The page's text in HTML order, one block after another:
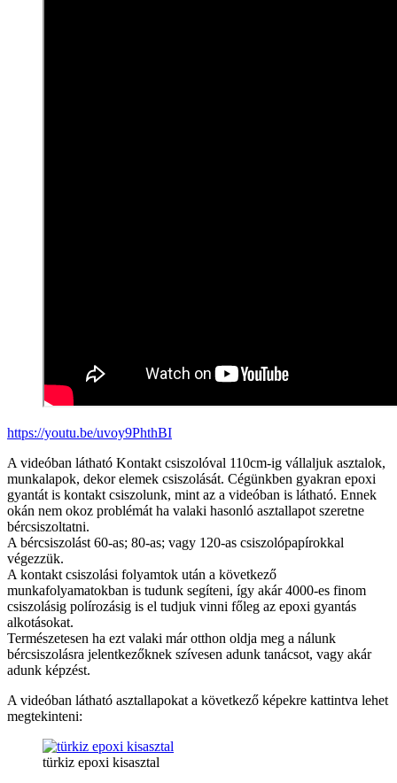
https://youtu.be/uvoy9PhthBI
A videóban látható Kontakt csiszolóval 110cm-ig vállaljuk asztalok,
munkalapok, dekor elemek csiszolását. Cégünkben gyakran epoxi
gyantát is kontakt csiszolunk, mint az a videóban is látható. Ennek
okán nem okoz problémát ha valaki hasonló asztallapot szeretne
bércsiszoltatni.
A bércsiszolást 60-as; 80-as; vagy 120-as csiszolópapírokkal
végezzük.
A kontakt csiszolási folyamtok után a következő
munkafolyamatokban is tudunk segíteni, így akár 4000-es finom
csiszolásig polírozásig is el tudjuk vinni főleg az epoxi gyantás
alkotásokat.
Természetesen ha ezt valaki már otthon oldja meg a nálunk
bércsiszolásra jelentkezőknek szívesen adunk tanácsot, vagy akár
adunk képzést.
A videóban látható asztallapokat a következő képekre kattintva lehet
megtekinteni:
türkiz epoxi kisasztal